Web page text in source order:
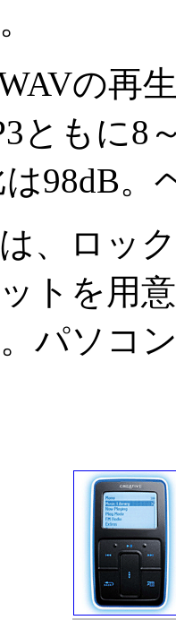
の再
ともに8
は98dB
、ロッ
トを用
パソコ